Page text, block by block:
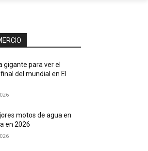
gigante para ver el
del mundial en El
motos de agua en
en 2026